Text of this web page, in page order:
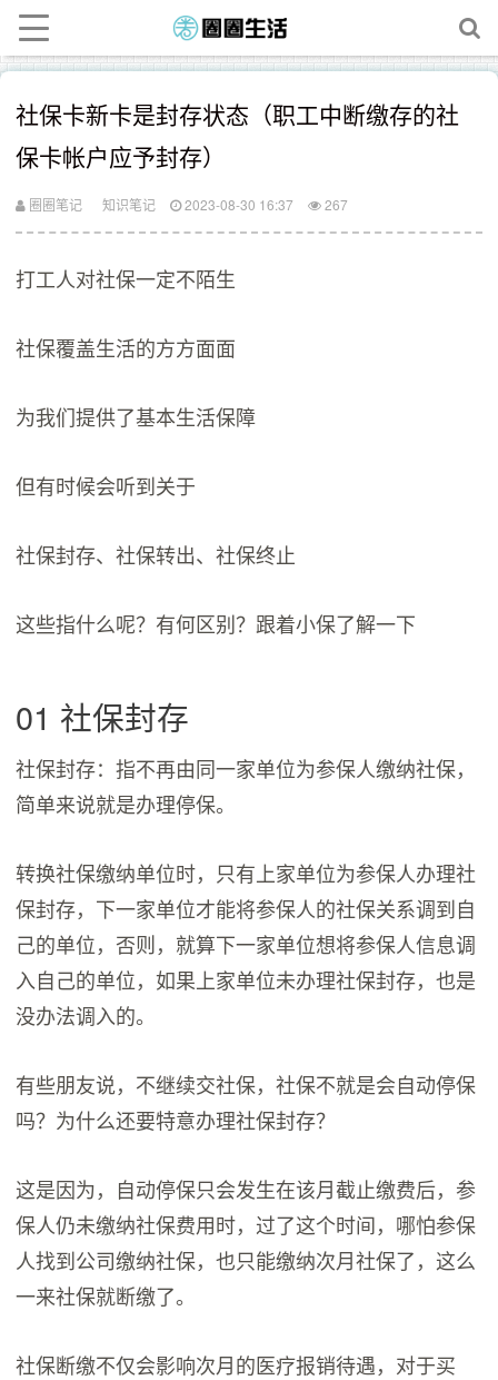
社保卡新卡是封存状态（职工中断缴存的社
保卡帐户应予封存）
圈圈笔记 知识笔记 2023-08-30 16:37 267
打工人对社保一定不陌生
社保覆盖生活的方方面面
为我们提供了基本生活保障
但有时候会听到关于
社保封存、社保转出、社保终止
这些指什么呢？有何区别？跟着小保了解一下
01 社保封存
社保封存：指不再由同一家单位为参保人缴纳社保，
简单来说就是办理停保。
转换社保缴纳单位时，只有上家单位为参保人办理社
保封存，下一家单位才能将参保人的社保关系调到自
己的单位，否则，就算下一家单位想将参保人信息调
入自己的单位，如果上家单位未办理社保封存，也是
没办法调入的。
有些朋友说，不继续交社保，社保不就是会自动停保
吗？为什么还要特意办理社保封存？
这是因为，自动停保只会发生在该月截止缴费后，参
保人仍未缴纳社保费用时，过了这个时间，哪怕参保
人找到公司缴纳社保，也只能缴纳次月社保了，这么
一来社保就断缴了。
社保断缴不仅会影响次月的医疗报销待遇，对于买